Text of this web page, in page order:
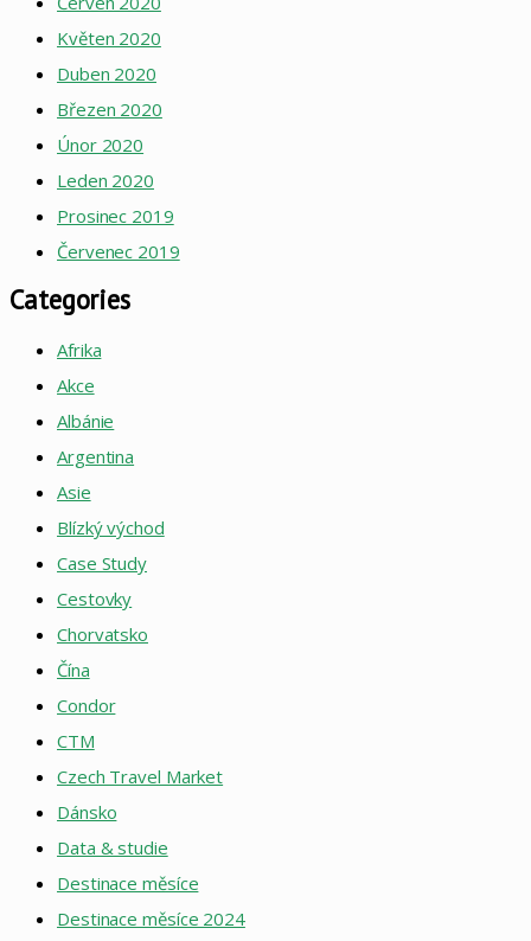
Květen 2020
Duben 2020
Březen 2020
Únor 2020
Leden 2020
Prosinec 2019
Červenec 2019
Categories
Afrika
Akce
Albánie
Argentina
Asie
Blízký východ
Case Study
Cestovky
Chorvatsko
Čína
Condor
CTM
Czech Travel Market
Dánsko
Data & studie
Destinace měsíce
Destinace měsíce 2024